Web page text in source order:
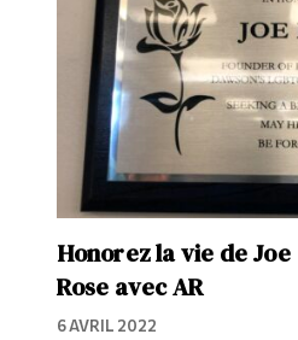
Honorez la vie de Joe
Rose avec AR
6 AVRIL 2022